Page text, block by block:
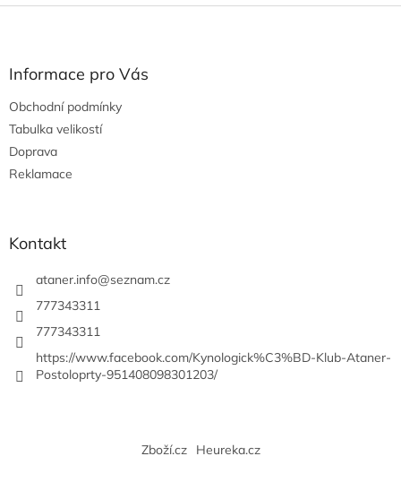
Informace pro Vás
Obchodní podmínky
Tabulka velikostí
Doprava
Reklamace
Kontakt
ataner.info@seznam.cz
777343311
777343311
https://www.facebook.com/Kynologick%C3%BD-Klub-Ataner-
Postoloprty-951408098301203/
Zboží.cz Heureka.cz